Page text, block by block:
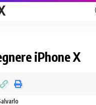
iPhone X